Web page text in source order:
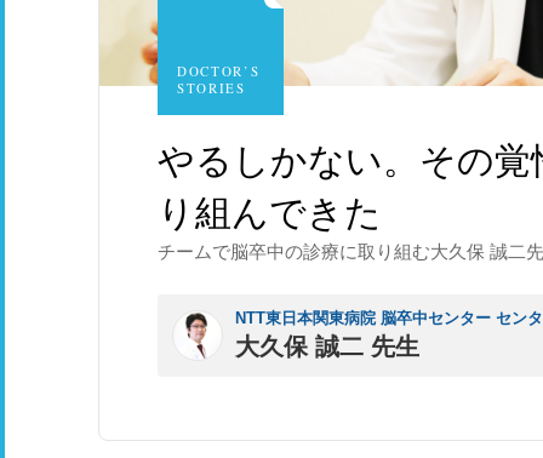
DOCTOR’S
STORIES
やるしかない。その
り組んできた
チームで脳卒中の診療に取り組む大久保 誠二
NTT東日本関東病院 脳卒中センター セン
大久保 誠二 先生